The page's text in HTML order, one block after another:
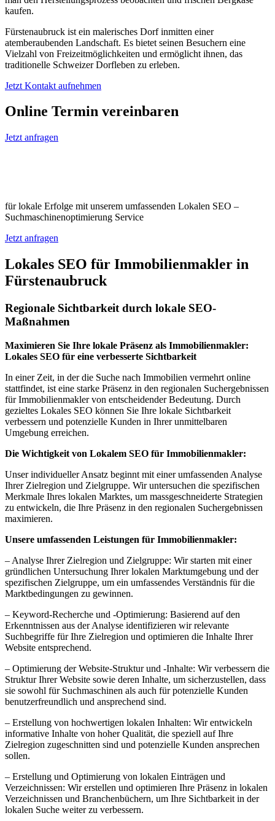
kaufen.
Fürstenaubruck ist ein malerisches Dorf inmitten einer
atemberaubenden Landschaft. Es bietet seinen Besuchern eine
Vielzahl von Freizeitmöglichkeiten und ermöglicht ihnen, das
traditionelle Schweizer Dorfleben zu erleben.
Jetzt Kontakt aufnehmen
Online Termin vereinbaren
Jetzt anfragen
für lokale Erfolge mit unserem umfassenden Lokalen SEO –
Suchmaschinenoptimierung Service
Jetzt anfragen
Lokales SEO für Immobilienmakler in
Fürstenaubruck
Regionale Sichtbarkeit durch lokale SEO-
Maßnahmen
Maximieren Sie Ihre lokale Präsenz als Immobilienmakler:
Lokales SEO für eine verbesserte Sichtbarkeit
In einer Zeit, in der die Suche nach Immobilien vermehrt online
stattfindet, ist eine starke Präsenz in den regionalen Suchergebnissen
für Immobilienmakler von entscheidender Bedeutung. Durch
gezieltes Lokales SEO können Sie Ihre lokale Sichtbarkeit
verbessern und potenzielle Kunden in Ihrer unmittelbaren
Umgebung erreichen.
Die Wichtigkeit von Lokalem SEO für Immobilienmakler:
Unser individueller Ansatz beginnt mit einer umfassenden Analyse
Ihrer Zielregion und Zielgruppe. Wir untersuchen die spezifischen
Merkmale Ihres lokalen Marktes, um massgeschneiderte Strategien
zu entwickeln, die Ihre Präsenz in den regionalen Suchergebnissen
maximieren.
Unsere umfassenden Leistungen für Immobilienmakler:
– Analyse Ihrer Zielregion und Zielgruppe: Wir starten mit einer
gründlichen Untersuchung Ihrer lokalen Marktumgebung und der
spezifischen Zielgruppe, um ein umfassendes Verständnis für die
Marktbedingungen zu gewinnen.
– Keyword-Recherche und -Optimierung: Basierend auf den
Erkenntnissen aus der Analyse identifizieren wir relevante
Suchbegriffe für Ihre Zielregion und optimieren die Inhalte Ihrer
Website entsprechend.
– Optimierung der Website-Struktur und -Inhalte: Wir verbessern die
Struktur Ihrer Website sowie deren Inhalte, um sicherzustellen, dass
sie sowohl für Suchmaschinen als auch für potenzielle Kunden
benutzerfreundlich und ansprechend sind.
– Erstellung von hochwertigen lokalen Inhalten: Wir entwickeln
informative Inhalte von hoher Qualität, die speziell auf Ihre
Zielregion zugeschnitten sind und potenzielle Kunden ansprechen
sollen.
– Erstellung und Optimierung von lokalen Einträgen und
Verzeichnissen: Wir erstellen und optimieren Ihre Präsenz in lokalen
Verzeichnissen und Branchenbüchern, um Ihre Sichtbarkeit in der
lokalen Suche weiter zu verbessern.